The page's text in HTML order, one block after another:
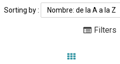
Sorting by : Nombre: de la A a la Z
Filters